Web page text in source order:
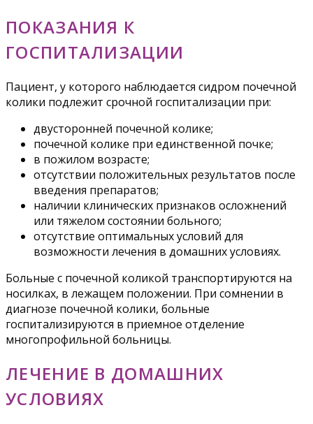
ПОКАЗАНИЯ К
ГОСПИТАЛИЗАЦИИ
Пациент, у которого наблюдается сидром почечной
колики подлежит срочной госпитализации при:
двусторонней почечной колике;
почечной колике при единственной почке;
в пожилом возрасте;
отсутствии положительных результатов после
введения препаратов;
наличии клинических признаков осложнений
или тяжелом состоянии больного;
отсутствие оптимальных условий для
возможности лечения в домашних условиях.
Больные с почечной коликой транспортируются на
носилках, в лежащем положении. При сомнении в
диагнозе почечной колики, больные
госпитализируются в приемное отделение
многопрофильной больницы.
ЛЕЧЕНИЕ В ДОМАШНИХ
УСЛОВИЯХ